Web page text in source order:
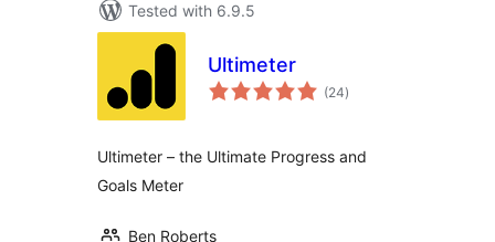
Tested with 6.9.5
Ultimeter
(24total
ratings
)
Ultimeter – the Ultimate Progress and
Goals Meter
Ben Roberts